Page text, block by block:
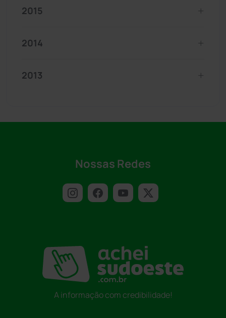
2015
2014
2013
Nossas Redes
A informação com credibilidade!